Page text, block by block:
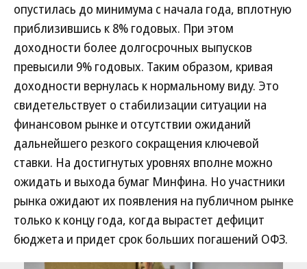
опустилась до минимума с начала года, вплотную
приблизившись к 8% годовых. При этом
доходности более долгосрочных выпусков
превысили 9% годовых. Таким образом, кривая
доходности вернулась к нормальному виду. Это
свидетельствует о стабилизации ситуации на
финансовом рынке и отсутствии ожиданий
дальнейшего резкого сокращения ключевой
ставки. На достигнутых уровнях вполне можно
ожидать и выхода бумаг Минфина. Но участники
рынка ожидают их появления на публичном рынке
только к концу года, когда вырастет дефицит
бюджета и придет срок больших погашений ОФЗ.